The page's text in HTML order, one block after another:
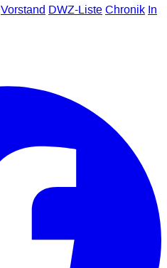
Vorstand DWZ-Liste Chronik In